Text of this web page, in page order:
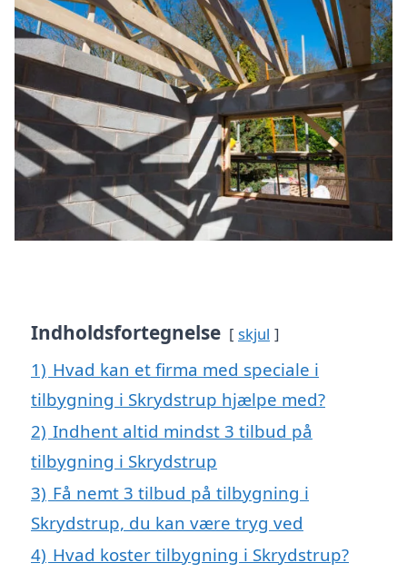
Indholdsfortegnelse skjul
1) Hvad kan et firma med speciale i
tilbygning i Skrydstrup hjælpe med?
2) Indhent altid mindst 3 tilbud på
tilbygning i Skrydstrup
3) Få nemt 3 tilbud på tilbygning i
Skrydstrup, du kan være tryg ved
4) Hvad koster tilbygning i Skrydstrup?